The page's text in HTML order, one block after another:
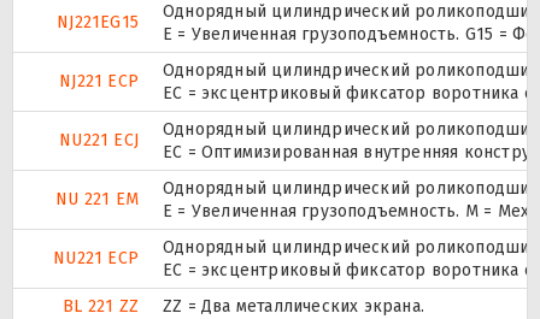
NJ221EG15
Однорядный цилиндрический
E = Увеличенная грузоподъемность. G15 =
NJ221 ECP
Однорядный цилиндрический
ЕС = эксцентриковый фиксатор воротника
NU221 ECJ
Однорядный цилиндрический
EC = Оптимизированная внутренняя
NU 221 EM
Однорядный цилиндрический
E = Увеличенная грузоподъемность. М =
NU221 ECP
Однорядный цилиндрический
ЕС = эксцентриковый фиксатор воротника
BL 221 ZZ
ZZ = Два металлических экрана.